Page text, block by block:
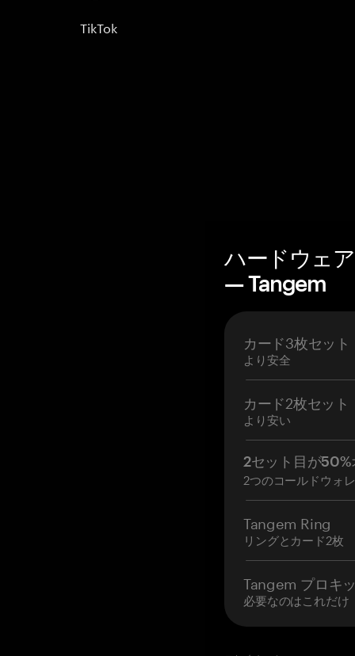
TikTok
ハードウェ
— Tangem
カード3枚セット
より安全
カード2枚セット
より安い
2セット目が50%
2つのコールドウォ
Tangem Ring
リングとカード2枚
Tangem プロキ
必要なのはこれだけ